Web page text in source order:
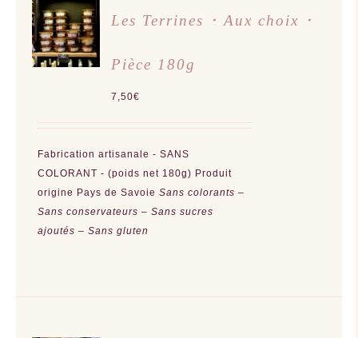
CHOIX
DES
OPTIONS
CE
PRODUIT
A
VARIATIONS.
PEUVENT
CHOISIES
SUR
LA
DU
/
DÉTAILS
Les Terrines ･ Aux choix ･
Pièce 180g
7,50€
Fabrication artisanale - SANS
COLORANT - (poids net 180g) Produit
origine Pays de SavoieSans colorants –
Sans conservateurs – Sans sucres
ajoutés – Sans gluten